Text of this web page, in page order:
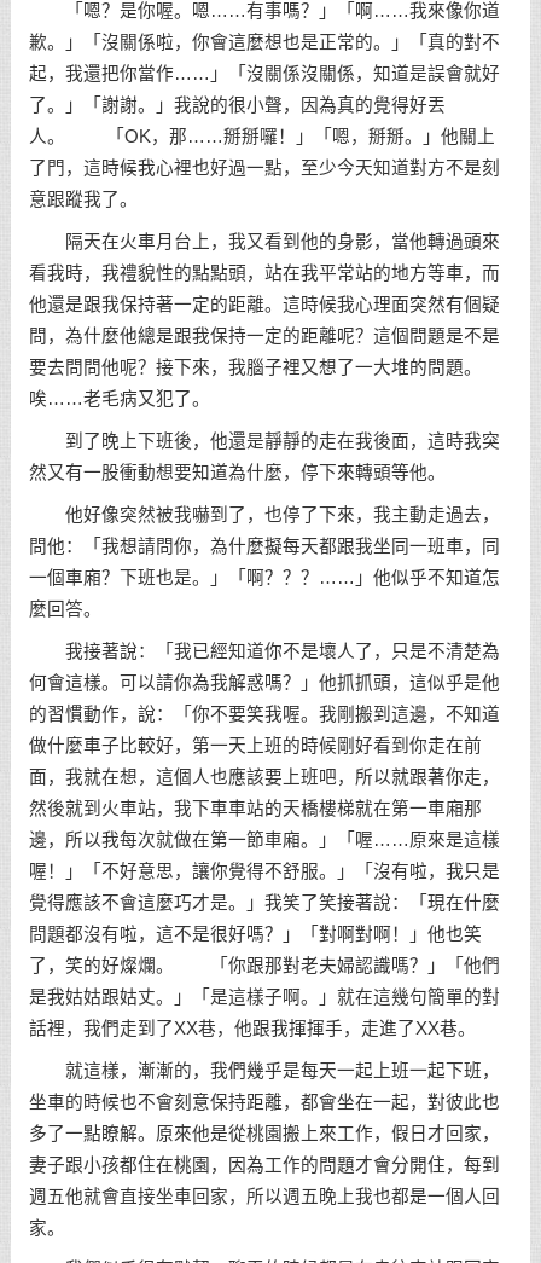
「嗯？是你喔。嗯……有事嗎？」「啊……我來像你道
歉。」「沒關係啦，你會這麼想也是正常的。」「真的對不
起，我還把你當作……」「沒關係沒關係，知道是誤會就好
了。」「謝謝。」我說的很小聲，因為真的覺得好丟
人。 「OK，那……掰掰囉！」「嗯，掰掰。」他關上
了門，這時候我心裡也好過一點，至少今天知道對方不是刻
意跟蹤我了。
隔天在火車月台上，我又看到他的身影，當他轉過頭來
看我時，我禮貌性的點點頭，站在我平常站的地方等車，而
他還是跟我保持著一定的距離。這時候我心理面突然有個疑
問，為什麼他總是跟我保持一定的距離呢？這個問題是不是
要去問問他呢？接下來，我腦子裡又想了一大堆的問題。
唉……老毛病又犯了。
到了晚上下班後，他還是靜靜的走在我後面，這時我突
然又有一股衝動想要知道為什麼，停下來轉頭等他。
他好像突然被我嚇到了，也停了下來，我主動走過去，
問他：「我想請問你，為什麼擬每天都跟我坐同一班車，同
一個車廂？下班也是。」「啊？？？……」他似乎不知道怎
麼回答。
我接著說：「我已經知道你不是壞人了，只是不清楚為
何會這樣。可以請你為我解惑嗎？」他抓抓頭，這似乎是他
的習慣動作，說：「你不要笑我喔。我剛搬到這邊，不知道
做什麼車子比較好，第一天上班的時候剛好看到你走在前
面，我就在想，這個人也應該要上班吧，所以就跟著你走，
然後就到火車站，我下車車站的天橋樓梯就在第一車廂那
邊，所以我每次就做在第一節車廂。」「喔……原來是這樣
喔！」「不好意思，讓你覺得不舒服。」「沒有啦，我只是
覺得應該不會這麼巧才是。」我笑了笑接著說：「現在什麼
問題都沒有啦，這不是很好嗎？」「對啊對啊！」他也笑
了，笑的好燦爛。 「你跟那對老夫婦認識嗎？」「他們
是我姑姑跟姑丈。」「是這樣子啊。」就在這幾句簡單的對
話裡，我們走到了XX巷，他跟我揮揮手，走進了XX巷。
就這樣，漸漸的，我們幾乎是每天一起上班一起下班，
坐車的時候也不會刻意保持距離，都會坐在一起，對彼此也
多了一點瞭解。原來他是從桃園搬上來工作，假日才回家，
妻子跟小孩都住在桃園，因為工作的問題才會分開住，每到
週五他就會直接坐車回家，所以週五晚上我也都是一個人回
家。